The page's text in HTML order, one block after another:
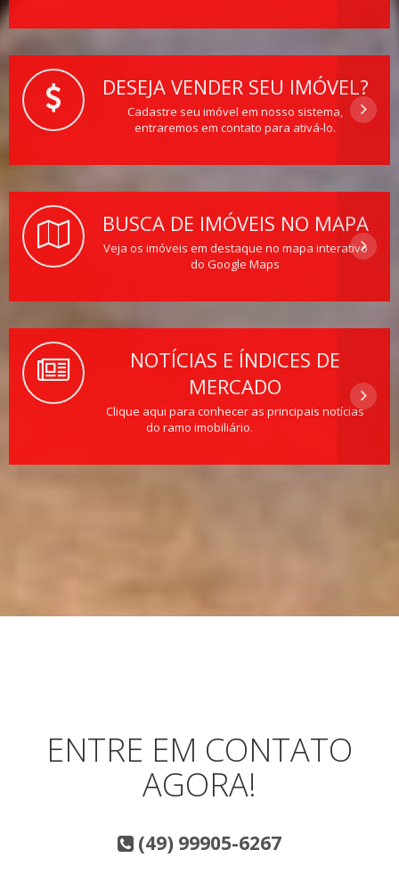
DESEJA VENDER SEU IMÓVEL?
Cadastre seu imóvel em nosso sistema,
entraremos em contato para ativá-lo.
BUSCA DE IMÓVEIS NO MAPA
Veja os imóveis em destaque no mapa interativo
do Google Maps
NOTÍCIAS E ÍNDICES DE
MERCADO
Clique aqui para conhecer as principais notícias
do ramo imobiliário.
ENTRE EM CONTATO
AGORA!
(49) 99905-6267